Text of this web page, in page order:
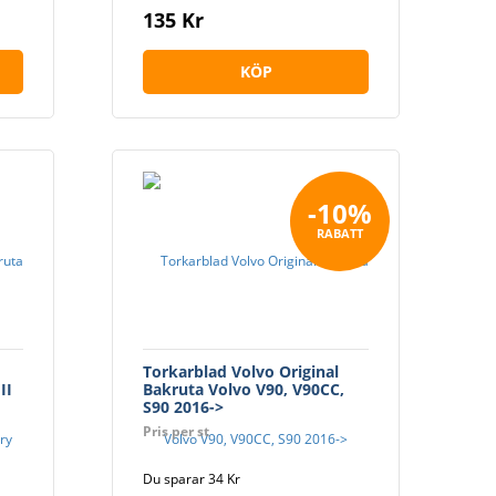
135 Kr
KÖP
-10%
RABATT
Torkarblad Volvo Original
Bakruta Volvo V90, V90CC,
S90 2016->
Pris per st
Du sparar 34 Kr